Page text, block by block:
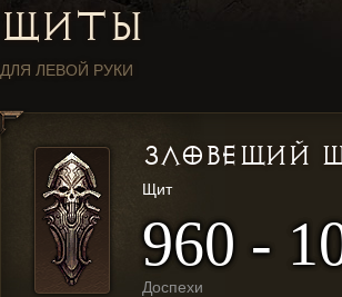
ЩИТЫ
ДЛЯ ЛЕВОЙ РУКИ
ЗЛОВЕЩИЙ
Щит
960 -
Доспехи